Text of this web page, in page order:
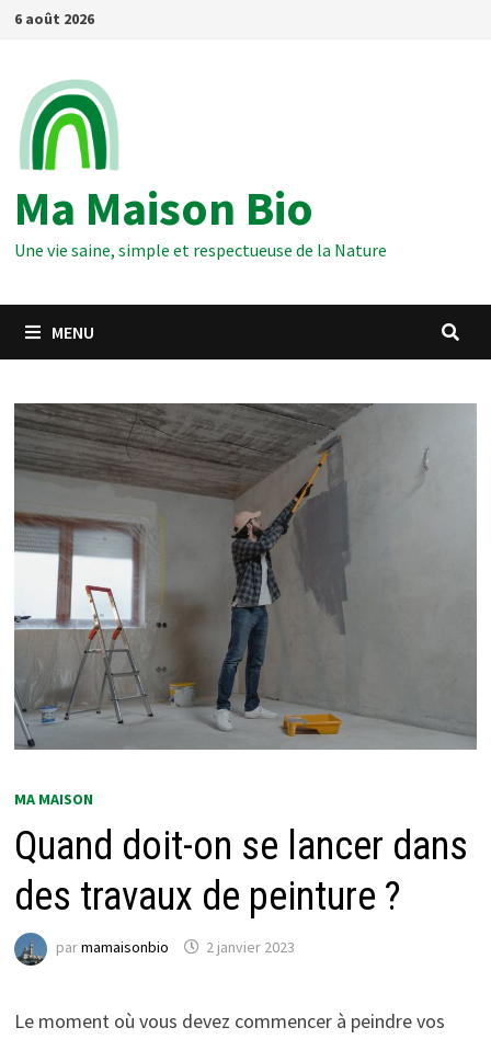
Passer
6 août 2026
Ma Maison Bio
Une vie saine, simple et respectueuse de la Nature
MENU
MA MAISON
Quand doit-on se lancer dans
des travaux de peinture ?
parmamaisonbio 2 janvier 2023
Le moment où vous devez commencer à peindre vos